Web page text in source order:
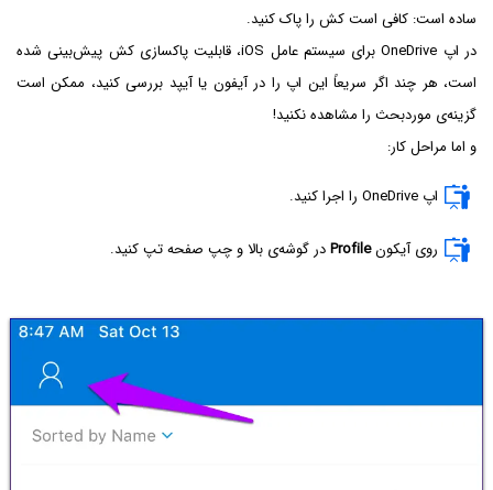
ساده است: کافی است کش را پاک کنید.
در اپ OneDrive برای سیستم عامل iOS، قابلیت پاکسازی کش پیش‌بینی شده
است، هر چند اگر سریعاً این اپ را در آیفون یا آیپد بررسی کنید، ممکن است
گزینه‌ی موردبحث را مشاهده نکنید!
و اما مراحل کار:
اپ OneDrive را اجرا کنید.
روی آیکونProfileدر گوشه‌ی بالا و چپ صفحه تپ کنید.